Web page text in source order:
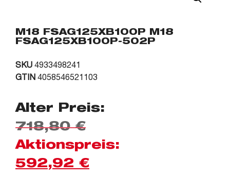
M18 FSAG125XB100P M18
FSAG125XB100P-502P
SKU 4933498241
GTIN 4058546521103
Alter Preis:
718,80€
Aktionspreis:
592,92 €